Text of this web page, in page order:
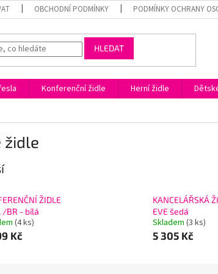
OBCHODNÍ PODMÍNKY PODMÍNKY OCHRANY
HLEDAT
Konferenční židle Herní židle
židle
ŽIDLE
/BR - bílá
(4 ks)
Kč
KANCELÁŘSKÁ
EVE šedá
Skladem (3 ks)
5 305 Kč